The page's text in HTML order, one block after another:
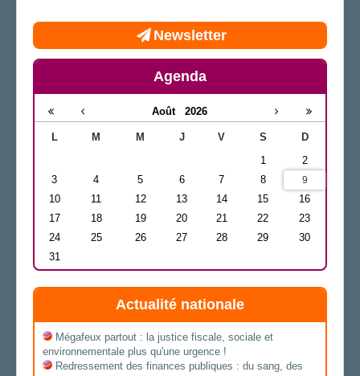
Newsletter
Agenda
Août 2026
L M M J V S
D
1
2
3
4 5 6 7 8 9
10 11 12 13 14 15
16
17
18 19 20 21 22
23
24
25 26 27 28 29
30
31
Actualité nationale
Mégafeux partout : la justice fiscale, sociale et
environnementale plus qu'une urgence !
Redressement des finances publiques : du sang, des